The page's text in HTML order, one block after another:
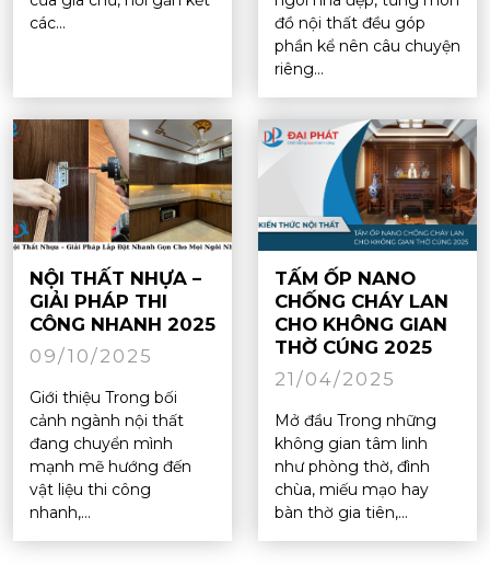
các...
đồ nội thất đều góp
phần kể nên câu chuyện
riêng...
NỘI THẤT NHỰA –
GIẢI PHÁP THI
CÔNG NHANH 2025
09/10/2025
Giới thiệu Trong bối
cảnh ngành nội thất
đang chuyển mình
mạnh mẽ hướng đến
vật liệu thi công
nhanh,...
TẤM ỐP NANO
CHỐNG CHÁY LAN
CHO KHÔNG GIAN
THỜ CÚNG 2025
21/04/2025
Mở đầu Trong những
không gian tâm linh
như phòng thờ, đình
chùa, miếu mạo hay
bàn thờ gia tiên,...